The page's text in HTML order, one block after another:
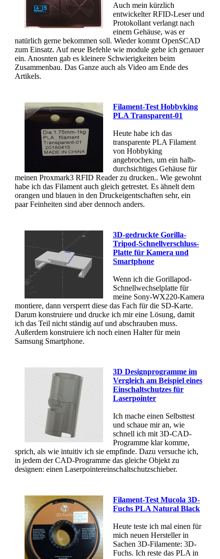
Auch mein kürzlich
entwickelter RFID-Leser und
Protokollant verlangt nach
einem Gehäuse, was er
natürlich gerne bekommen soll. Wieder kommt OpenSCAD
zum Einsatz. Auf neue Befehle wie module gehe ich genauer
ein. Anosnten gab es kleinere Schwierigkeiten beim
Zusammenbau. Das Ganze auch als Video am Ende des
Artikels.
Filament-Test Hobbyking
PLA Transparent-01
Heute habe ich das
transparente PLA Filament
von Hobbyking
angebrochen, um ein halb-
durchsichtiges Gehäuse für
meinen Proxmark3 RFID Reader zu drucken.. Wie gewohnt
habe ich das Filament auch gleich getrestet. Es ähnelt dem
orangen und blauen in den Druckeigentschaften sehr, ein
paar Feinheiten sind aber dennoch anders.
3D-gedruckte Gorilla-
Tripod-Schnellverschluss-
Platte für Kamera und
Smartphone
Wenn ich die Gorillapod-
Schnellwechselplatte für
meine Sony-WX220-Kamera
montiere, dann versperrt diese das Fach für die SD-Karte.
Darum konstruiere und drucke ich mir eine Lösung, damit
ich das Teil nicht ständig auf und abschrauben muss.
Außerdem konstruiere ich noch einen Halter für mein
Samsung Smartphone.
3D Designprogramme im
Vergleich am Beispiel eines
Einschaltschutzes für
Laserpointer
Ich mache einen Selbsttest
und schaue mir an, wie
schnell ich mit 3D-CAD-
Programme klar komme,
sprich, als wie intuitiv ich sie empfinde. Dazu versuche ich,
in jedem der CAD-Programme das gleiche Objekt zu
designen: einen Laserpointereinschaltschutzschieber.
Filament-Test Mucola 3D-
Fuchs PLA Natural Black
Heute teste ich mal einen für
mich neuen Hersteller in
Sachen 3D-Filamente: 3D-
Fuchs. Ich reste das PLA in